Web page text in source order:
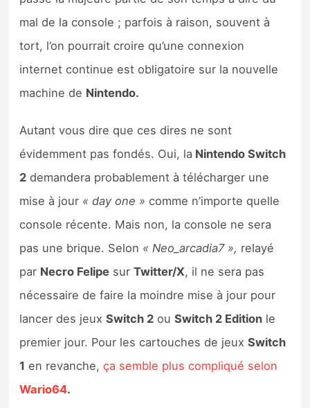
Sorties de jeux
Bons plans
mal de la console ; parfois à raison, souvent à
tort, l’on pourrait croire qu’une connexion
internet continue est obligatoire sur la nouvelle
machine de Nintendo.
Autant vous dire que ces dires ne sont
évidemment pas fondés. Oui, la Nintendo Switch
2 demandera probablement à télécharger une
mise à jour « day one » comme n’importe quelle
console récente. Mais non, la console ne sera
pas une brique. Selon « Neo_arcadia7 », relayé
par Necro Felipe surTwitter/X, il ne sera pas
nécessaire de faire la moindre mise à jour pour
lancer des jeuxSwitch 2 ouSwitch 2 Edition le
premier jour. Pour les cartouches de jeuxSwitch
1 en revanche,ça semble plus compliqué selon
Wario64.